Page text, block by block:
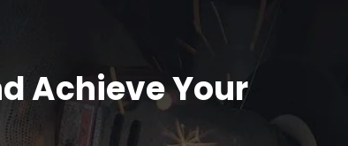
Achieve Your